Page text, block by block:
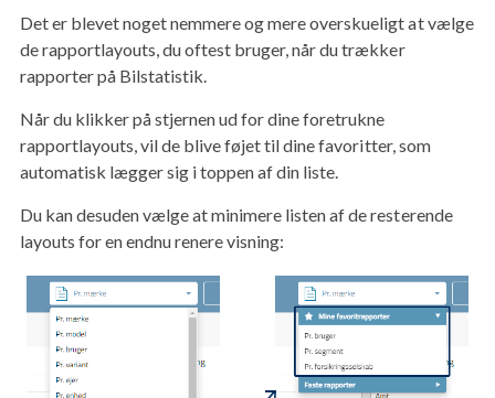
Det er blevet noget nemmere og mere overskueligt at vælge
de rapportlayouts, du oftest bruger, når du trækker
rapporter på Bilstatistik.
Når du klikker på stjernen ud for dine foretrukne
rapportlayouts, vil de blive føjet til dine favoritter, som
automatisk lægger sig i toppen af din liste.
Du kan desuden vælge at minimere listen af de resterende
layouts for en endnu renere visning: